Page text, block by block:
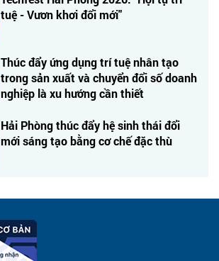
tuệ - Vươn khơi đổi mới"
Thúc đẩy ứng dụng trí tuệ nhân tạo
trong sản xuất và chuyển đổi số doanh
nghiệp là xu hướng cần thiết
Hải Phòng thúc đẩy hệ sinh thái đổi
mới sáng tạo bằng cơ chế đặc thù